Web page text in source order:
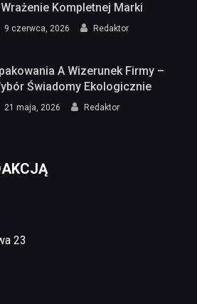
Kompletnej Marki
9 czerwca, 2026 Redaktor
A Wizerunek Firmy –
Świadomy Ekologicznie
21 maja, 2026 Redaktor
23